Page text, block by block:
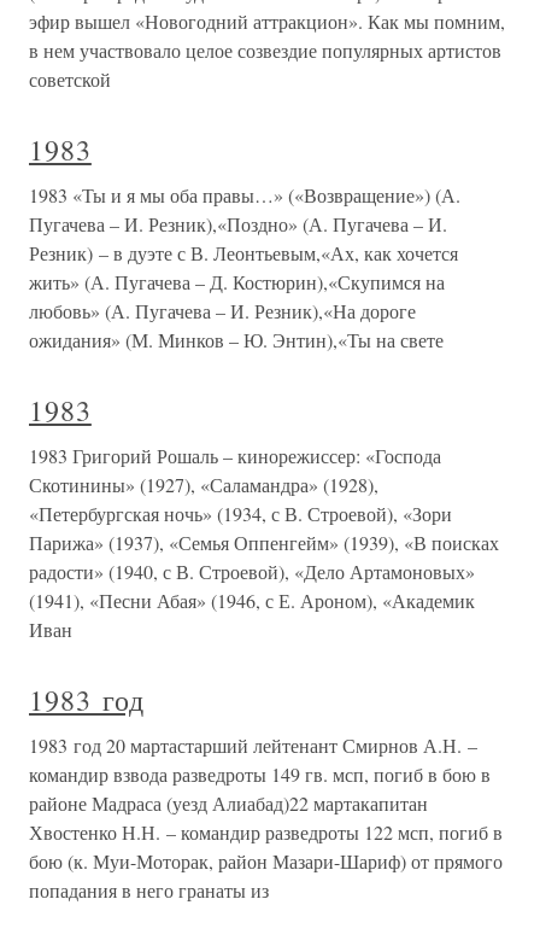
эфир вышел «Новогодний аттракцион». Как мы помним,
в нем участвовало целое созвездие популярных артистов
советской
1983
1983 «Ты и я мы оба правы…» («Возвращение») (А.
Пугачева – И. Резник),«Поздно» (А. Пугачева – И.
Резник) – в дуэте с В. Леонтьевым,«Ах, как хочется
жить» (А. Пугачева – Д. Костюрин),«Скупимся на
любовь» (А. Пугачева – И. Резник),«На дороге
ожидания» (М. Минков – Ю. Энтин),«Ты на свете
1983
1983 Григорий Рошаль – кинорежиссер: «Господа
Скотинины» (1927), «Саламандра» (1928),
«Петербургская ночь» (1934, с В. Строевой), «Зори
Парижа» (1937), «Семья Оппенгейм» (1939), «В поисках
радости» (1940, с В. Строевой), «Дело Артамоновых»
(1941), «Песни Абая» (1946, с Е. Ароном), «Академик
Иван
1983 год
1983 год 20 мартастарший лейтенант Смирнов А.Н. –
командир взвода разведроты 149 гв. мсп, погиб в бою в
районе Мадраса (уезд Алиабад)22 мартакапитан
Хвостенко Н.Н. – командир разведроты 122 мсп, погиб в
бою (к. Муи-Моторак, район Мазари-Шариф) от прямого
попадания в него гранаты из